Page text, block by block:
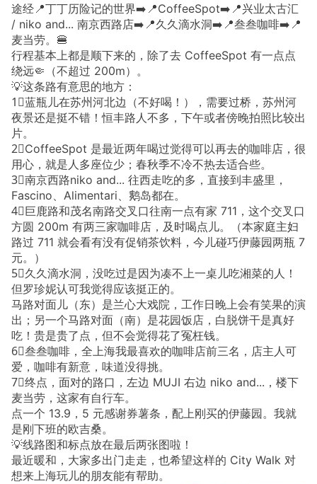
途经📍丁丁历险记的世界➡️📍CoffeeSpot➡️📍兴业太古汇
/ niko and... 南京西路店➡️📍久久滴水洞➡️📍叁叁咖啡➡️📍
麦当劳。🍔
行程基本上都是顺下来的，除了去 CoffeeSpot 有一点点
绕远🤏（不超过 200m）。
💡这条路有意思的地方：
1⃣️蓝瓶儿在苏州河北边（不好喝！），需要过桥，苏州河
夜景还是挺不错！恒丰路人不多，下午或者傍晚拍照比较出
片。
2⃣️CoffeeSpot 是最近两年喝过觉得可以再去的咖啡店，很
用心，就是人多座位少；春秋季不冷不热去适合些。
3⃣️南京西路niko and... 往西走吃的多，直接到丰盛里，
Fascino、Alimentari、鹅岛都在。
4⃣️巨鹿路和茂名南路交叉口往南一点有家 711，这个交叉口
方圆 200m 有两三家咖啡店，及时喝点儿。（本家庭主妇
路过 711 就会看有没有促销茶饮料，今儿碰巧伊藤园两瓶 7
元。）
5⃣️久久滴水洞，没吃过是因为凑不上一桌儿吃湘菜的人！
但罗珍妮认可我觉得应该挺正的。
马路对面儿（东）是兰心大戏院，工作日晚上会有笑果的演
出；另一个马路对面（南）是花园饭店，白脱饼干是真好
吃！贵是贵了点，但不会觉得花了冤枉钱。
6⃣️叁叁咖啡，全上海我最喜欢的咖啡店前三名，店主人可
爱，咖啡有新意，味道没得挑。
7⃣️终点，面对的路口，左边 MUJI 右边 niko and...，楼下
麦当劳，这家有自行车。
点一个 13.9，5 元感谢券薯条，配上刚买的伊藤园。我就
是刚下班的欧吉桑。
💡线路图和标点放在最后两张图啦！
最近暖和，大家多出门走走，也希望这样的 City Walk 对
想来上海玩儿的朋友能有帮助。